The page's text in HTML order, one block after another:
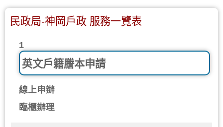
民政局-神岡戶政 服務一覽表
1
英文戶籍謄本申請
線上申辦
臨櫃辦理